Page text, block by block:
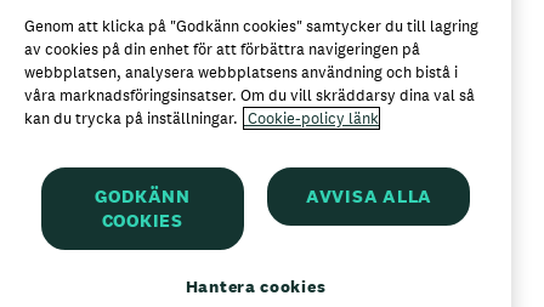
Axfoods integritetspolicy
Här kan du köpa Garant
Garant är ett registrerat varumärke för
Genom att klicka på "Godkänn cookies" samtycker du till lagring
av cookies på din enhet för att förbättra navigeringen på
webbplatsen, analysera webbplatsens användning och bistå i
våra marknadsföringsinsatser. Om du vill skräddarsy dina val så
kan du trycka på inställningar. Cookie-policy länk
GODKÄNN
COOKIES
AVVISA ALLA
Hantera cookies